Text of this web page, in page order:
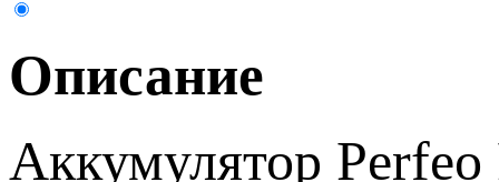
Описание
Аккумулятор